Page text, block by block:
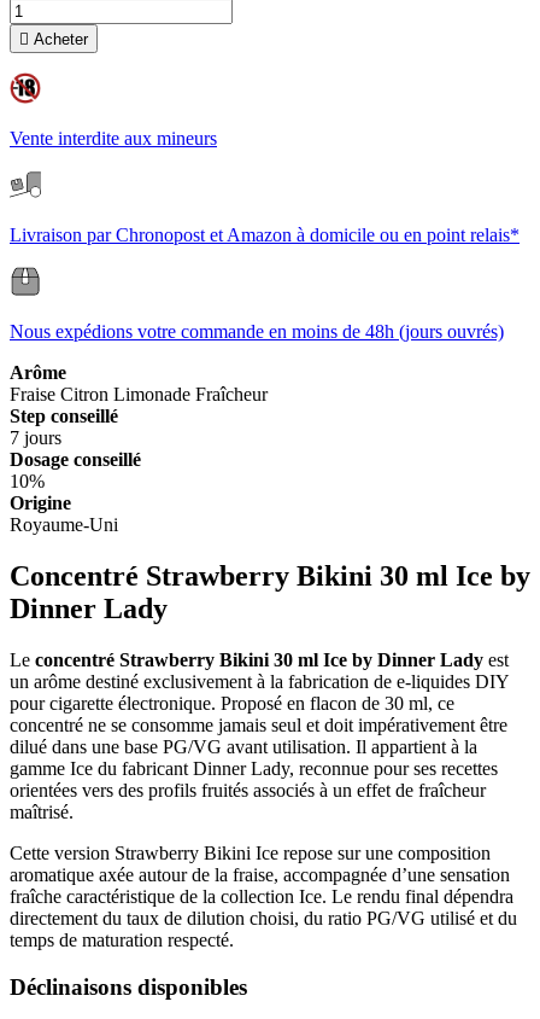
 Acheter
Vente interdite aux mineurs
Livraison par Chronopost et Amazon à domicile ou en point relais*
Nous expédions votre commande en moins de 48h (jours ouvrés)
Arôme
Fraise Citron Limonade Fraîcheur
Step conseillé
7 jours
Dosage conseillé
10%
Origine
Royaume-Uni
Concentré Strawberry Bikini 30 ml Ice by
Dinner Lady
Le concentré Strawberry Bikini 30 ml Ice by Dinner Lady est
un arôme destiné exclusivement à la fabrication de e-liquides DIY
pour cigarette électronique. Proposé en flacon de 30 ml, ce
concentré ne se consomme jamais seul et doit impérativement être
dilué dans une base PG/VG avant utilisation. Il appartient à la
gamme Ice du fabricant Dinner Lady, reconnue pour ses recettes
orientées vers des profils fruités associés à un effet de fraîcheur
maîtrisé.
Cette version Strawberry Bikini Ice repose sur une composition
aromatique axée autour de la fraise, accompagnée d’une sensation
fraîche caractéristique de la collection Ice. Le rendu final dépendra
directement du taux de dilution choisi, du ratio PG/VG utilisé et du
temps de maturation respecté.
Déclinaisons disponibles